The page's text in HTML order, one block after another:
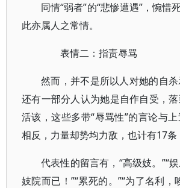
同情“弱者”的“悲惨遭遇”，惋惜
此亦属人之常情。
表情二：指责辱骂
然而，并不是所以人对她的自杀
还有一部分人认为她是自作自受，
活该，这些多带“辱骂性”的言论与
相反，力量却势均力敌，也计有17条
代表性的留言有，“高级妓。”“
妓院而已！”“累死的。”“为了名利